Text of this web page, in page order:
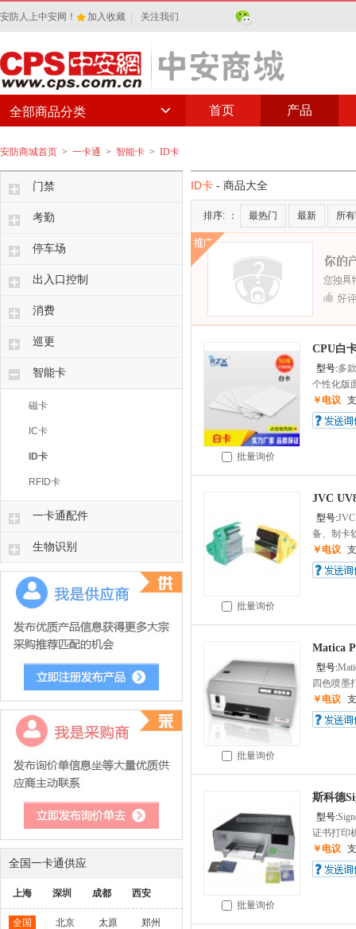
安防人上中安网！ 加入收藏 关注我们
首页 产品
全部商品分类
安防商城首页 > 一卡通 > 智能卡 > ID卡
门禁
考勤
停车场
出入口控制
消费
巡更
智能卡
磁卡
IC卡
ID卡
RFID卡
一卡通配件
生物识别
全国一卡通供应
上海 深圳 成都 西安
全国 北京 太原
郑州
ID卡 - 商品大全
排序: ： 最热门 最新 所
批量询价
CPU白
型号:多
个性化版
￥电议
批量询价
JVC
型号:JVC
备、制卡
￥电议
批量询价
Matica
型号:
四色喷墨
￥电议
批量询价
斯科德
型号:
证书打印
￥电议